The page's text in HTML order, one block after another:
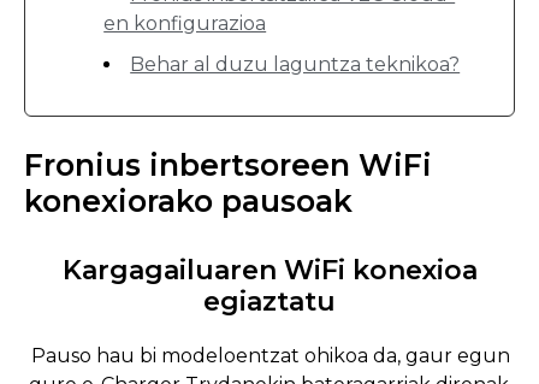
en konfigurazioa
Behar al duzu laguntza teknikoa?
Fronius inbertsoreen WiFi
konexiorako pausoak
Kargagailuaren WiFi konexioa
egiaztatu
Pauso hau bi modeloentzat ohikoa da, gaur egun